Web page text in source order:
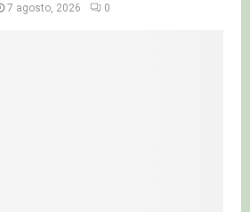
7 agosto, 2026 0